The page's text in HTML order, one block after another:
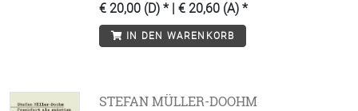
€ 20,00 (D) * | € 20,60 (A) *
IN DEN WARENKORB
STEFAN MÜLLER-DOOHM